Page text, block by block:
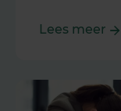
Lees meer